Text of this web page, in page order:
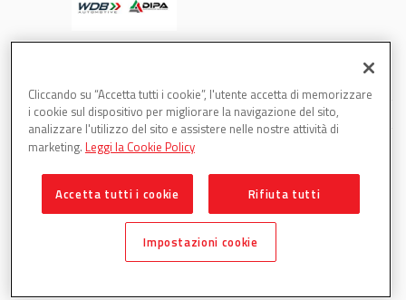
Partsweb è una testata di DBInformation Spa P.IVA
09293820156
Centro Direzionale – Strada 4, Palazzo A, Scala 2 – 20057
Cliccando su “Accetta tutti i cookie”, l'utente accetta di memorizzare
i cookie sul dispositivo per migliorare la navigazione del sito,
analizzare l'utilizzo del sito e assistere nelle nostre attività di
marketing. Leggi la Cookie Policy
Accetta tutti i cookie Rifiuta tutti
Impostazioni cookie